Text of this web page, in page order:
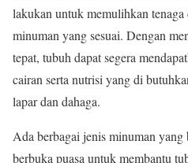
lakukan untuk memulihkan
minuman yang sesuai. Dengan
tepat, tubuh dapat segera
cairan serta nutrisi yang di
lapar dan dahaga.
Ada berbagai jenis minuman yang
berbuka puasa untuk membantu